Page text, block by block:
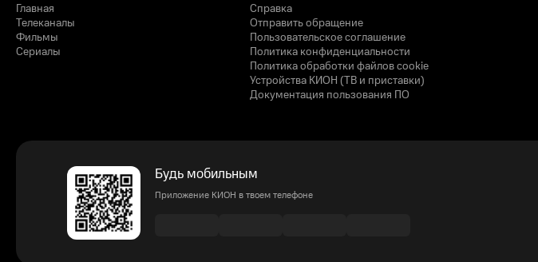
Главная
Телеканалы
Фильмы
Сериалы
Справка
Отправить обращение
Пользовательское соглашение
Политика конфиденциальности
Политика обработки файлов cookie
Устройства КИОН (ТВ и приставки)
Документация пользования ПО
Будь мобильным
Приложение КИОН в твоем телефоне